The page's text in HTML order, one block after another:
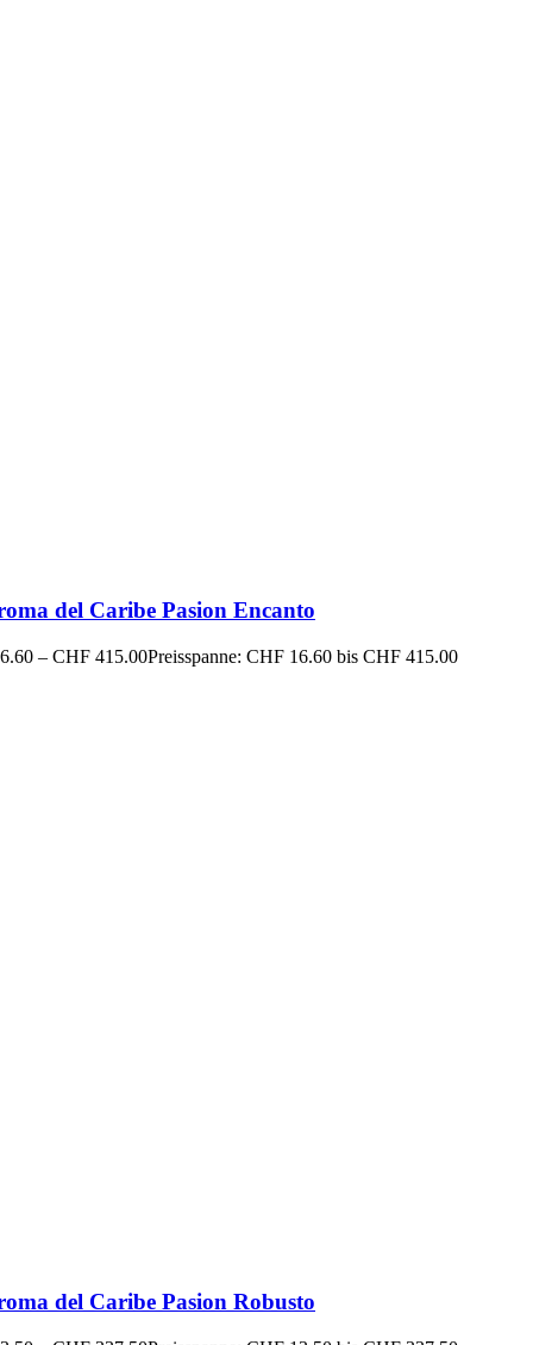
del Caribe Pasion Encanto
– CHF 415.00Preisspanne: CHF 16.60 bis CHF 415.00
del Caribe Pasion Robusto